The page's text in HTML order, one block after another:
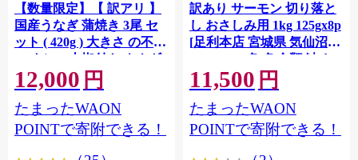
【数量限定】【 訳アリ 】
国産うなぎ 蒲焼き 3尾 セ
ット ( 420g ) 大きさ の不揃
い タレ・山椒付き ウナギ
鰻 ふぞろい 不揃い うな重
ひつまぶし 人気 茨城 八千
代町 ふるさと納税 冷凍
[SF951ya]
12,000 円
たまったWAON
POINTで寄附できる！
訳あり サーモン 切り落と
し おさしみ用 1kg 125gx8p
[足利本店 宮城県 気仙沼市
20564313] 魚 魚介類 鮭 お
刺し身 刺し身 刺身 生 生食
個包装 チリ銀鮭 銀鮭 海鮮
海鮮丼 魚介
11,500 円
たまったWAON
POINTで寄附できる！